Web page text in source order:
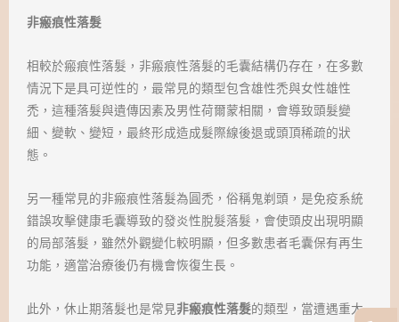
非瘢痕性落髮
相較於瘢痕性落髮，非瘢痕性落髮的毛囊結構仍存在，在多數
情況下是具可逆性的，最常見的類型包含雄性禿與女性雄性
禿，這種落髮與遺傳因素及男性荷爾蒙相關，會導致頭髮變
細、變軟、變短，最終形成造成髮際線後退或頭頂稀疏的狀
態。
另一種常見的非瘢痕性落髮為圓禿，俗稱鬼剃頭，是免疫系統
錯誤攻擊健康毛囊導致的發炎性脫髮落髮，會使頭皮出現明顯
的局部落髮，雖然外觀變化較明顯，但多數患者毛囊保有再生
功能，適當治療後仍有機會恢復生長。
此外，休止期落髮也是常見非瘢痕性落髮的類型，當遭遇重大